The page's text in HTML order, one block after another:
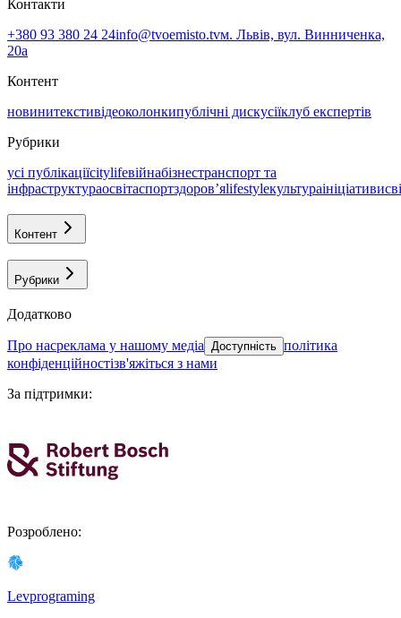
Контакти
+380 93 380 24 24info@tvoemisto.tvм. Львів, вул. Винниченка,
20а
Контент
новинитекстивідеоколонкипублічні дискусіїклуб експертів
Рубрики
усі публікаціїcitylifeвійнабізнестранспорт та
інфраструктураосвітаспортздоровʼяlifestyleкультураініціативи
Контент
Рубрики
Додатково
про насреклама у нашому медіа Доступність політика
конфіденційностізв'яжіться з нами
За підтримки:
Розроблено:
Levprograming